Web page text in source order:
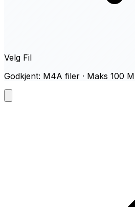
Velg Fil
Godkjent: M4A filer · Maks 100